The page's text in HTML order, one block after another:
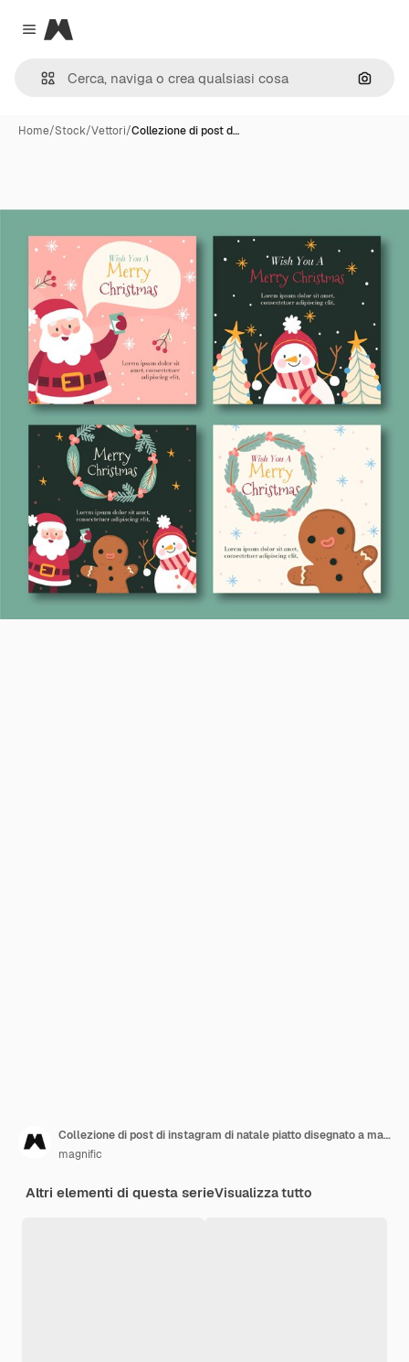
Close menu
Magnific
Cerca
Home/Stock/Vettori/Collezione di post d…
Collezione di post di instagram di natale piatto disegnato a mano
magnific
Altri elementi di questa serieVisualizza tutto